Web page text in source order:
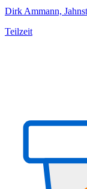
Dirk Ammann,
Teilzeit